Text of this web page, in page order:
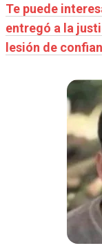
Te puede
entregó a la
lesión de